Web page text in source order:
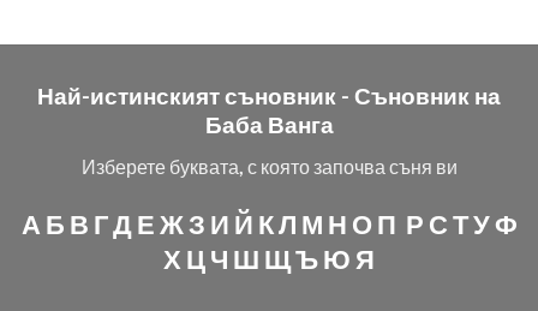
Най-истинският съновник - Съновник на
Баба Ванга
Изберете буквата, с която започва съня ви
А Б В ГДЕЖЗ И Й КЛ М Н О П Р СТУФ
Х ЦЧ Ш ЩЪЮ Я